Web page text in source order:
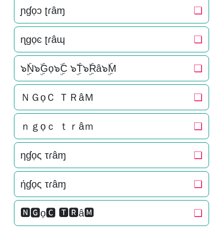
ɲɠọɔ ʈɾâɱ ❏
ɳɡọͼ ʈɾâɰ ❏
๖ۣۜN๖ۣۜGọ๖ۣۜC ๖ۣۜT๖ۣۜRâ๖ۣۜM ❏
ＮＧọＣ ＴＲâＭ ❏
ｎｇọｃ ｔｒâｍ ❏
ηɠọς τɾâɱ ❏
ήɠọς τɾâɱ ❏
🅽🅶ọ🅲 🆃🆁â🅼 ❏